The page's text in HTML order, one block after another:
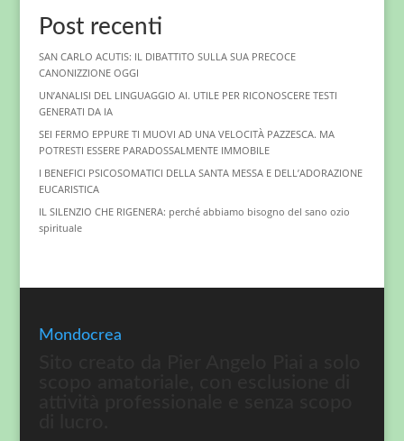
Post recenti
SAN CARLO ACUTIS: IL DIBATTITO SULLA SUA PRECOCE
CANONIZZIONE OGGI
UN’ANALISI DEL LINGUAGGIO AI. UTILE PER RICONOSCERE TESTI
GENERATI DA IA
SEI FERMO EPPURE TI MUOVI AD UNA VELOCITÀ PAZZESCA. MA
POTRESTI ESSERE PARADOSSALMENTE IMMOBILE
I BENEFICI PSICOSOMATICI DELLA SANTA MESSA E DELL’ADORAZIONE
EUCARISTICA
IL SILENZIO CHE RIGENERA: perché abbiamo bisogno del sano ozio
spirituale
Mondocrea